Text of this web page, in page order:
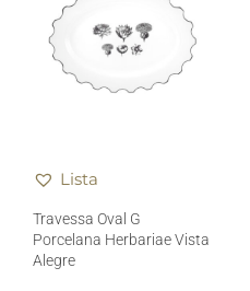
Lista
Travessa Oval G
Porcelana Herbariae Vista
Alegre